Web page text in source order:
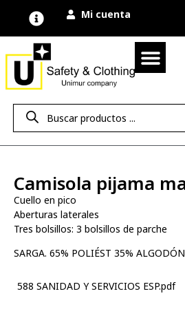
Mi cuenta
Camisola pijama
Cuello en pico
Aberturas laterales
Tres bolsillos: 3 bolsillos de parche
SARGA. 65% POLIÉST 35% ALGODÓN
588 SANIDAD Y SERVICIOS ESP.pdf